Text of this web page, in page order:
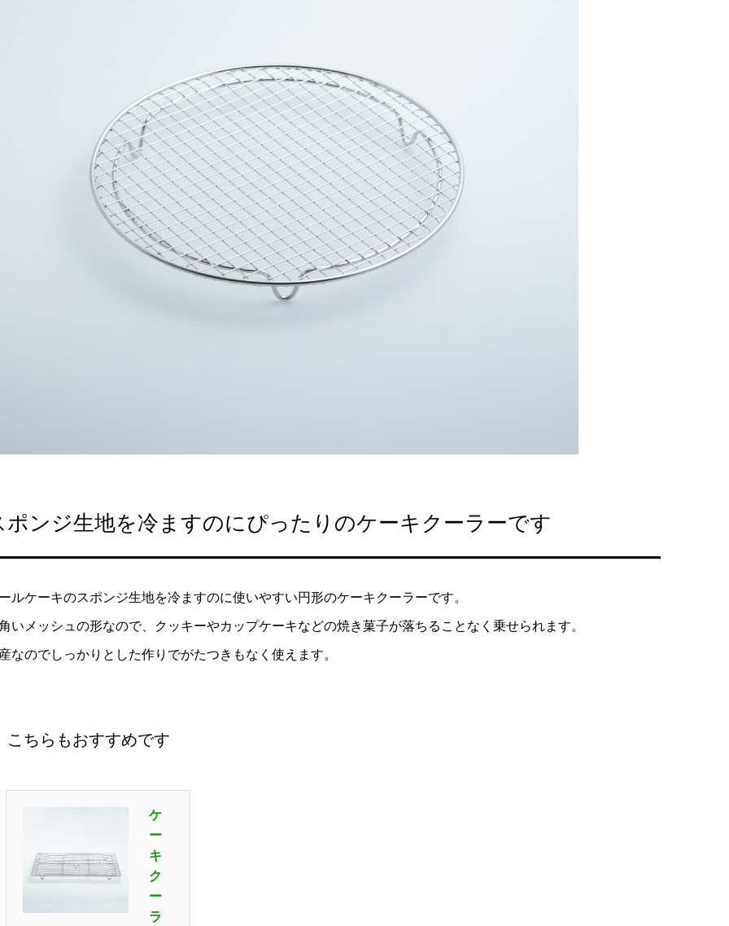
ポンジ生地を冷ますのにぴったりのケーキクーラーです
ルケーキのスポンジ生地を冷ますのに使いやすい円形のケーキクーラーです。
いメッシュの形なので、クッキーやカップケーキなどの焼き菓子が落ちることなく乗せられます。
なのでしっかりとした作りでがたつきもなく使えます。
こちらもおすすめです
ケ
ー
キ
ク
ー
ラ